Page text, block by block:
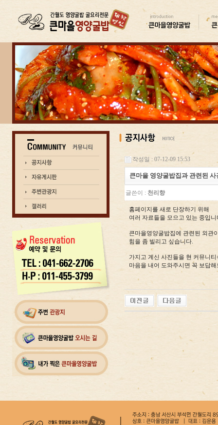
작성일 : 07-12-09 15:53
큰마을 영양굴밥집과 관련된
글쓴이 : 천리향
홈페이지를 새로 단장하기 위해
여러 자료들을 모으고 있는 중입니
큰마을영양굴밥집에 관련된 외관
힘을 좀 빌리고 싶습니다.
가지고 계신 사진들을 현 커뮤니
마음을 내어 도와주시면 꼭 보답